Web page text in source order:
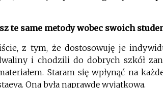
te same metody wobec swoich
z tym, że dostosowuję je
i chodzili do dobrych szkół
Staram się wpłynąć na
Ona była naprawdę wyjątkowa.